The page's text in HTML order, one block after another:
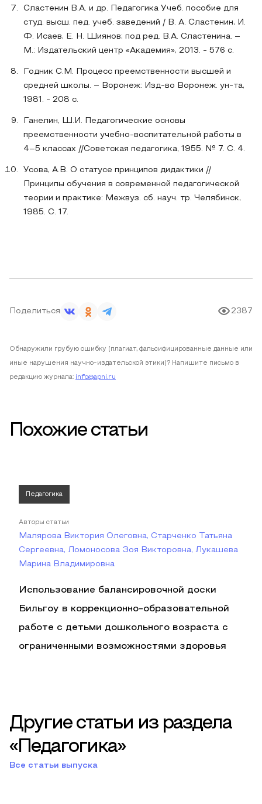
Сластенин В.А. и др. Педагогика Учеб. пособие для
студ. высш. пед. учеб. заведений / В. А. Сластенин, И.
Ф. Исаев, Е. Н. Шиянов; под ред. В.А. Сластенина. –
М.: Издательский центр «Академия», 2013. - 576 с.
Годник С.М. Процесс преемственности высшей и
средней школы. – Воронеж: Изд-во Воронеж. ун-та,
1981. - 208 с.
Ганелин, Ш.И. Педагогические основы
преемственности учебно-воспитательной работы в
4–5 классах //Советская педагогика, 1955. № 7. С. 4.
Усова, А.В. О статусе принципов дидактики //
Принципы обучения в современной педагогической
теории и практике: Межвуз. сб. науч. тр. Челябинск,
1985. С. 17.
Поделиться 2387
Обнаружили грубую ошибку (плагиат, фальсифицированные данные или
иные нарушения научно-издательской этики)? Напишите письмо в
редакцию журнала: info@apni.ru
Похожие статьи
Педагогика
Авторы статьи
Малярова Виктория Олеговна, Старченко Татьяна
Сергеевна, Ломоносова Зоя Викторовна, Лукашева
Марина Владимировна
Использование балансировочной доски
Бильгоу в коррекционно-образовательной
работе с детьми дошкольного возраста с
ограниченными возможностями здоровья
Другие статьи из раздела
«Педагогика»
Все статьи выпуска